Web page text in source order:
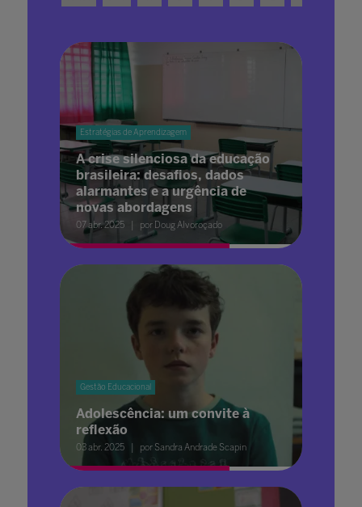
Estratégias de Aprendizagem
A crise silenciosa da educação
brasileira: desafios, dados
alarmantes e a urgência de
novas abordagens
07 abr. 2025 por Doug Alvoroçado
Gestão Educacional
Adolescência: um convite à
reflexão
03 abr. 2025 por Sandra Andrade Scapin